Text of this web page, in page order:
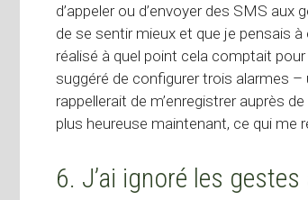
d’appeler ou d’envoyer des SMS
de se sentir mieux et que je pensais
réalisé à quel point cela comptait
suggéré de configurer trois alarmes –
rappellerait de m’enregistrer auprès
plus heureuse maintenant, ce qui me
6. J’ai ignoré les